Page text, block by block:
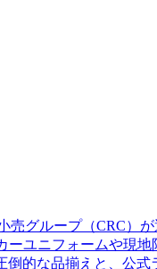
グループ（CRC）
ユニフォームや現
的な品揃えと、公